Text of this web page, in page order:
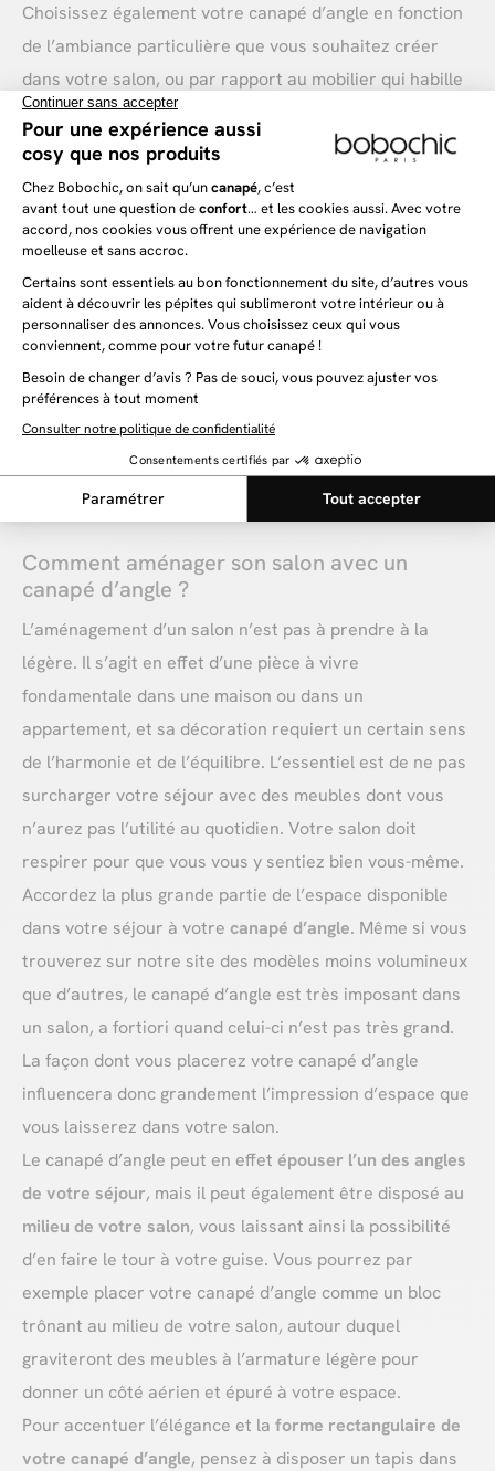
Choisissez également votre canapé d’angle en fonction
de l’ambiance particulière que vous souhaitez créer
dans votre salon, ou par rapport au mobilier qui habille
déjà votre pièce. Que vous recherchiez un canapé
d’angle de style moderne, vintage, bohème ou
scandinave, tous les styles sont représentés dans notre
sélection de canapés d’angle, et vous pourrez ainsi
trouver un modèle adapté au style que vous souhaitez
mettre en avant dans votre salon.
Choisissez enfin votre canapé d’angle en fonction de sa
couleur, de manière à définir la couleur dominante que
vous voulez pour la décoration de votre séjour. Le
canapé d’angle prenant beaucoup de place dans des
espaces réduits comme le sont bien souvent les salons,
il pourra par sa seule présence redéfinir totalement
l’atmosphère décorative de votre salon.
Comment aménager son salon avec un
canapé d’angle ?
L’aménagement d’un salon n’est pas à prendre à la
légère. Il s’agit en effet d’une pièce à vivre
fondamentale dans une maison ou dans un
appartement, et sa décoration requiert un certain sens
de l’harmonie et de l’équilibre. L’essentiel est de ne pas
surcharger votre séjour avec des meubles dont vous
n’aurez pas l’utilité au quotidien. Votre salon doit
respirer pour que vous vous y sentiez bien vous-même.
Accordez la plus grande partie de l’espace disponible
dans votre séjour à votre canapé d’angle. Même si vous
trouverez sur notre site des modèles moins volumineux
que d’autres, le canapé d’angle est très imposant dans
un salon, a fortiori quand celui-ci n’est pas très grand.
La façon dont vous placerez votre canapé d’angle
influencera donc grandement l’impression d’espace que
vous laisserez dans votre salon.
Le canapé d’angle peut en effet épouser l’un des angles
de votre séjour, mais il peut également être disposé au
milieu de votre salon, vous laissant ainsi la possibilité
d’en faire le tour à votre guise. Vous pourrez par
exemple placer votre canapé d’angle comme un bloc
trônant au milieu de votre salon, autour duquel
graviteront des meubles à l’armature légère pour
donner un côté aérien et épuré à votre espace.
Pour accentuer l’élégance et la forme rectangulaire de
votre canapé d’angle, pensez à disposer un tapis dans